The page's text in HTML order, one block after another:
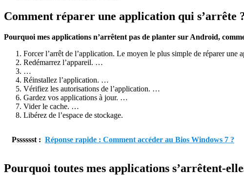
Comment réparer une application qui s’arrête
Pourquoi mes applications n’arrêtent pas de planter sur Android,
Forcer l’arrêt de l’application. Le moyen le plus simple de réparer
Redémarrez l’appareil. …
…
Réinstallez l’application. …
Vérifiez les autorisations de l’application. …
Gardez vos applications à jour. …
Vider le cache. …
Libérez de l’espace de stockage.
Psssssst : Réponse rapide : Comment accéder au Bios Windows 7 ?
Pourquoi toutes mes applications s’arrêtent-